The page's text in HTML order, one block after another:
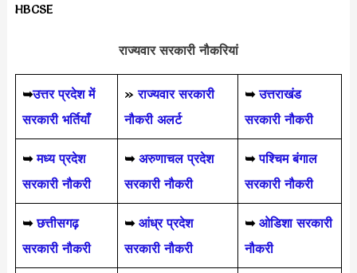
HBCSE
राज्यवार सरकारी नौकरियां
➥उत्तर प्रदेश में
सरकारी भर्तियाँ
»राज्यवार सरकारी
नौकरी अलर्ट
➥ उत्तराखंड
सरकारी नौकरी
➥ मध्य प्रदेश
सरकारी नौकरी
➥ अरुणाचल प्रदेश
सरकारी नौकरी
➥ पश्चिम बंगाल
सरकारी नौकरी
➥ छत्तीसगढ़
सरकारी नौकरी
➥ आंध्र प्रदेश
सरकारी नौकरी
➥ ओडिशा सरकारी
नौकरी